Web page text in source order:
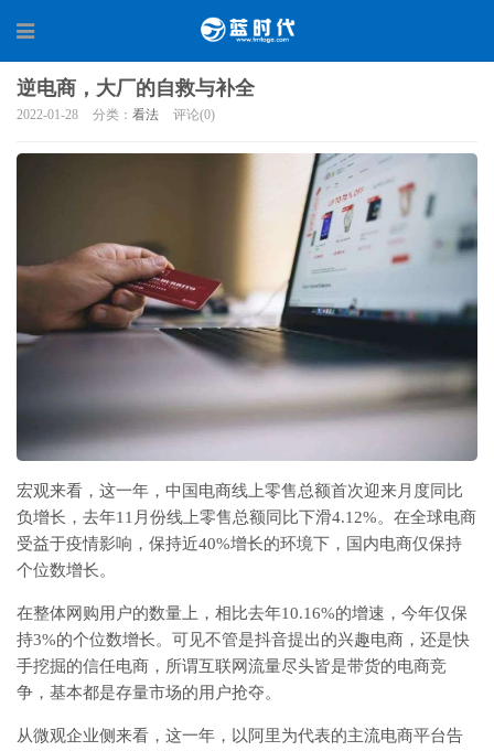
逆电商，大厂的自救与补全
2022-01-28 分类： 看法 评论(0)
宏观来看，这一年，中国电商线上零售总额首次迎来月度同比
负增长，去年11月份线上零售总额同比下滑4.12%。在全球电商
受益于疫情影响，保持近40%增长的环境下，国内电商仅保持
个位数增长。
在整体网购用户的数量上，相比去年10.16%的增速，今年仅保
持3%的个位数增长。可见不管是抖音提出的兴趣电商，还是快
手挖掘的信任电商，所谓互联网流量尽头皆是带货的电商竞
争，基本都是存量市场的用户抢夺。
从微观企业侧来看，这一年，以阿里为代表的主流电商平台告